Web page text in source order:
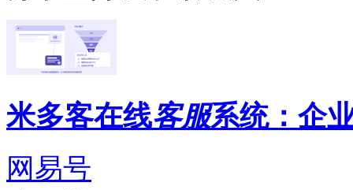
米多客在线客服系统：企
网易号